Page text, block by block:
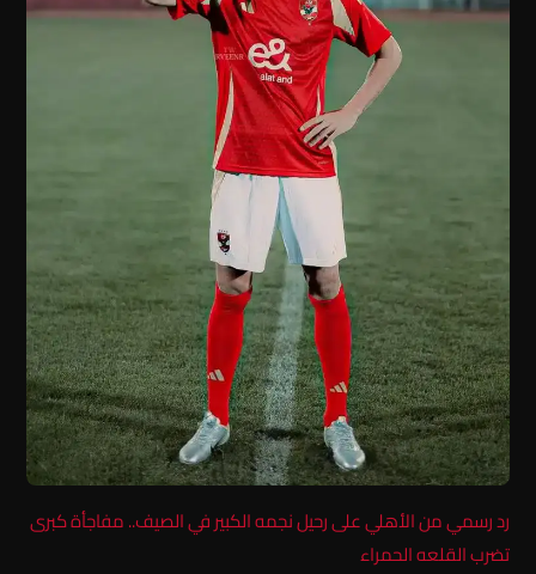
رد رسمي من الأهلي على رحيل نجمه الكبير في الصيف.. مفاجأة كبرى
تضرب القلعه الحمراء